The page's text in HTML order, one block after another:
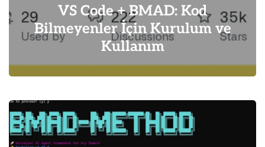
VS Code + BMAD: Kod
Bilmeyenler İçin Kurulum ve
Kullanım